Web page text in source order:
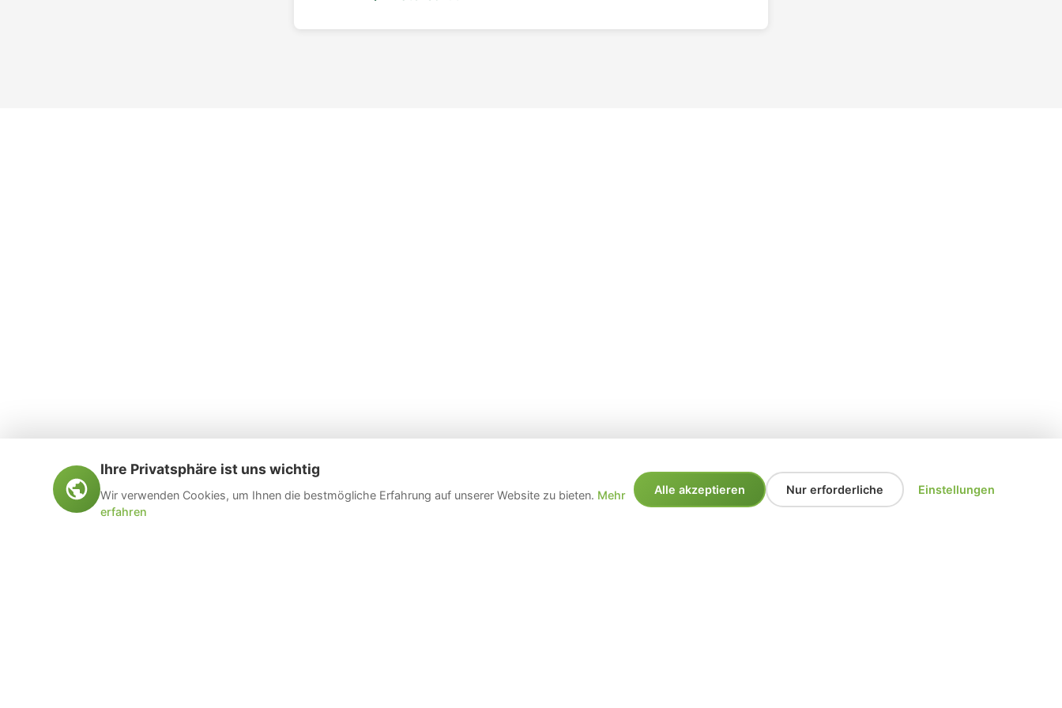
Ihre Privatsphäre ist uns wichtig
Wir verwenden Cookies, um Ihnen die bestmögliche Erfahrung auf unserer Website zu bieten. Mehr
erfahren
Alle akzeptieren Nur erforderliche Einstellungen